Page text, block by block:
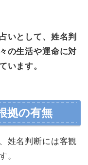
いとして、姓名判
の生活や運命に対
います。
拠の有無
姓名判断には客観
。